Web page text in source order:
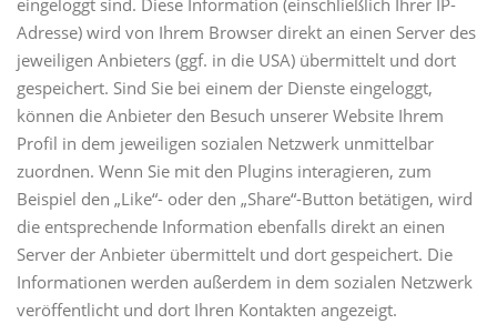
Adresse) wird von Ihrem Browser direkt an einen Server des
jeweiligen Anbieters (ggf. in die USA) übermittelt und dort
gespeichert. Sind Sie bei einem der Dienste eingeloggt,
können die Anbieter den Besuch unserer Website Ihrem
Profil in dem jeweiligen sozialen Netzwerk unmittelbar
zuordnen. Wenn Sie mit den Plugins interagieren, zum
Beispiel den „Like“- oder den „Share“-Button betätigen, wird
die entsprechende Information ebenfalls direkt an einen
Server der Anbieter übermittelt und dort gespeichert. Die
Informationen werden außerdem in dem sozialen Netzwerk
veröffentlicht und dort Ihren Kontakten angezeigt.